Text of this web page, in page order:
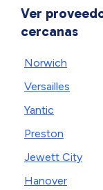
Ver
cercanas
Norwich
Versailles
Yantic
Preston
Jewett City
Hanover